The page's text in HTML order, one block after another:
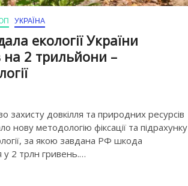
УКРАЇНА
екології України
на 2 трильйони –
захисту довкілля та природних ресурсів
нову методологію фіксації та підрахунку
за якою завдана РФ шкода
у 2 трлн гривень.…